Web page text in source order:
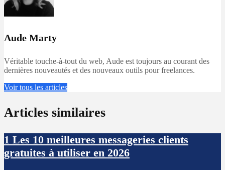
Aude Marty
Véritable touche-à-tout du web, Aude est toujours au courant des
dernières nouveautés et des nouveaux outils pour freelances.
Voir tous les articles
Articles similaires
1 Les 10 meilleures messageries clients
gratuites à utiliser en 2026